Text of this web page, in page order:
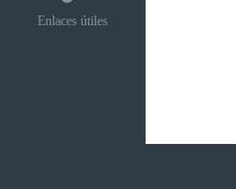
Enlaces útiles